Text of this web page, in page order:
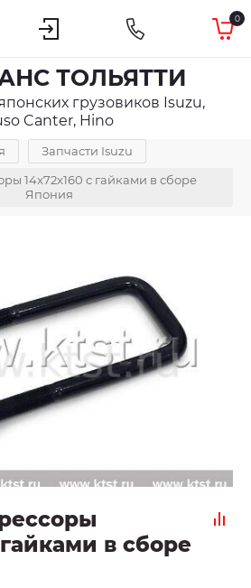
0
ТОЛЬЯТТИ
грузовиков Isuzu,
Canter, Hino
Запчасти Isuzu
14x72x160 с гайками в сборе
Япония
в сборе